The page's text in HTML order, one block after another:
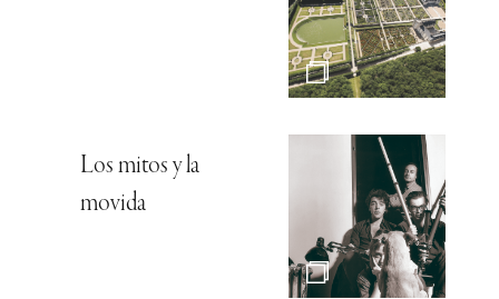
Los mitos y la
movida